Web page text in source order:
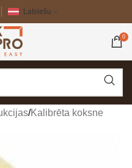
Latviešu
0
/Kalibrēta koksne